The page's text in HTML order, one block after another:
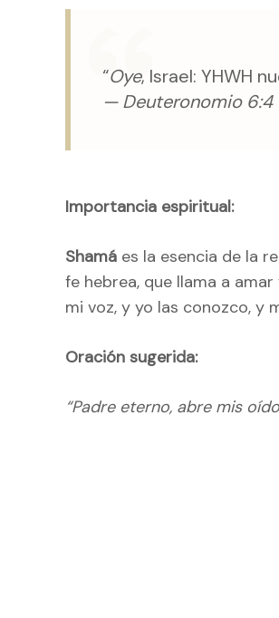
“Oye, Israel: YHWH
— Deuteronomio 6:4
Importancia espiritual:
Shamá es la esencia de la
fe hebrea, que llama a
mi voz, y yo las conozco, y
Oración sugerida:
“Padre eterno, abre mis